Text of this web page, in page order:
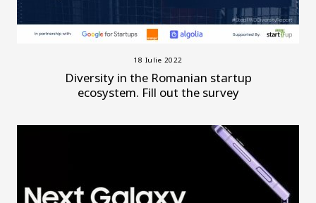
18 Iulie 2022
Diversity in the Romanian startup
ecosystem. Fill out the survey